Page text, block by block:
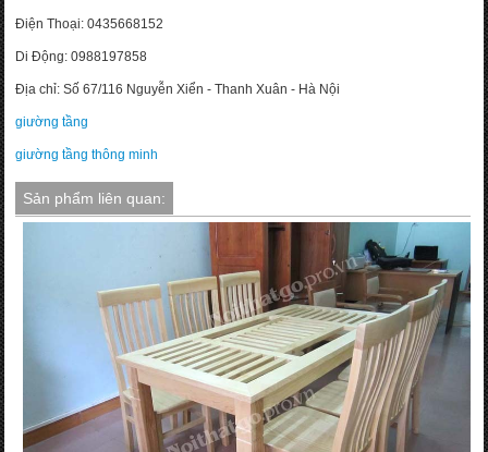
Điện Thoại: 0435668152
Di Động: 0988197858
Địa chỉ: Số 67/116 Nguyễn Xiển - Thanh Xuân - Hà Nội
giường tầng
giường tầng thông minh
Sản phẩm liên quan: